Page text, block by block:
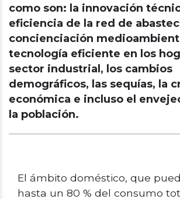
como son: la innovación
eficiencia de la red de
concienciación
tecnología eficiente en los
sector industrial, los cambios
demográficos, las sequías, la
económica e incluso el
la población.
El ámbito doméstico, que
hasta un 80 % del consumo